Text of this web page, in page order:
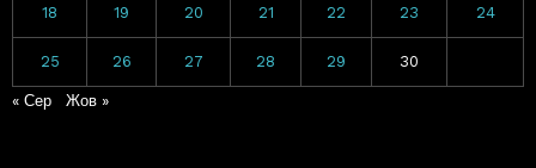
18 19 20 21 22 23 24
25 26 27 28 29 30
« Сер Жов »